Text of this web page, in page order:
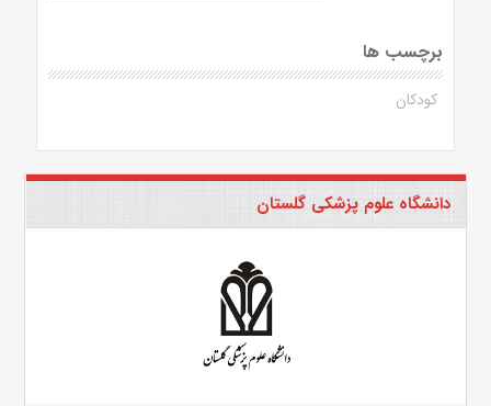
برچسب ها
کودکان
دانشگاه علوم پزشکی گلستان